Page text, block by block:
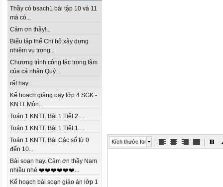
Thầy có bsach1 bài tập 10 và 11
mà có...
Cảm ơn thầy!...
Biểu tập thể Chi bộ xây dựng
nhiệm vụ trọng...
Chương trình công tác trọng tâm
của cá nhân Quý...
rất hay...
Kế hoạch giảng dạy lớp 4 SGK -
KNTT Môn...
Toán 1 KNTT. Bài 1 Tiết 2....
Toán 1 KNTT. Bài 1 Tiết 1....
Toán 1 KNTT. Bài Các số từ 0
đến 10...
Bài soạn hay. Cảm ơn thầy Nam
nhiều nhé ❤️❤️❤️❤️❤️❤️...
Kế hoạch bài soạn giáo án lớp 1
Kích thước font